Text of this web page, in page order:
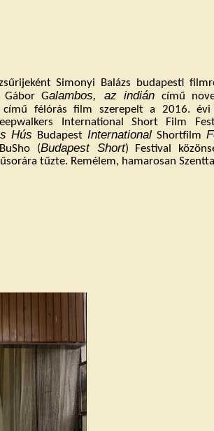
Simonyi Balázs budapesti
Gábor Galambos, az indián című
című félórás film szerepelt a 2016. évi
International Short Film
Hús Budapest International Shortfilm
(Budapest Short) Festival
tűzte. Remélem, hamarosan